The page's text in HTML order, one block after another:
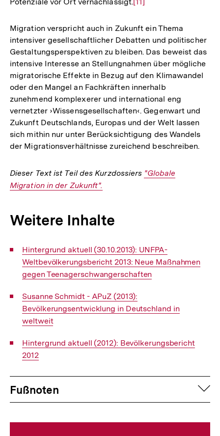
Potenziale vor Ort vernachlässigt. Zur
der
Fußnote
[11]
Migration verspricht auch in Zukunft ein Thema
intensiver gesellschaftlicher Debatten und politischer
Gestaltungsperspektiven zu bleiben. Das beweist das
intensive Interesse an Stellungnahmen über mögliche
migratorische Effekte in Bezug auf den Klimawandel
oder den Mangel an Fachkräften innerhalb
zunehmend komplexerer und international eng
vernetzter ›Wissensgesellschaften‹. Gegenwart und
Zukunft Deutschlands, Europas und der Welt lassen
sich mithin nur unter Berücksichtigung des Wandels
der Migrationsverhältnisse zureichend beschreiben.
Dieser Text ist Teil des Kurzdossiers Interner
"Globale
Migration in der Zukunft".
Weitere Inhalte
Interner
Link:
Hintergrund aktuell (30.10.2013): UNFPA-
Weltbevölkerungsbericht 2013: Neue Maßnahmen
gegen Teenagerschwangerschaften
Interner
Link:
Susanne Schmidt - APuZ (2013):
Bevölkerungsentwicklung in Deutschland in
weltweit
Interner
Link:
Hintergrund aktuell (2012): Bevölkerungsbericht
2012
Fussnoten
Fußnoten